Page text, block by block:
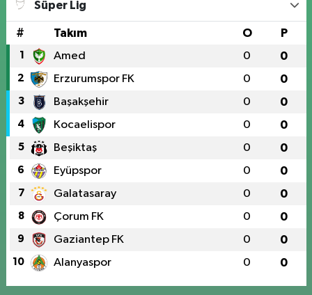
Süper Lig
# Takım O P
1 Amed 0 0
2 Erzurumspor FK 0 0
3 Başakşehir 0 0
4 Kocaelispor 0 0
5 Beşiktaş 0 0
6 Eyüpspor 0 0
7 Galatasaray 0 0
8 Çorum FK 0 0
9 Gaziantep FK 0 0
10 Alanyaspor 0 0